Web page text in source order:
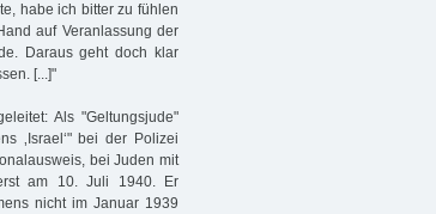
habe ich bitter zu fühlen
auf Veranlassung der
Daraus geht doch klar
[...]"
Als "Geltungsjude"
‚Israel‘" bei der Polizei
bei Juden mit
am 10. Juli 1940. Er
nicht im Januar 1939